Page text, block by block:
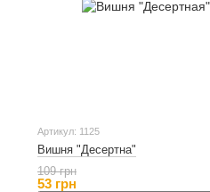
Артикул: 1125
Вишня "Десертна"
109 грн
53 грн